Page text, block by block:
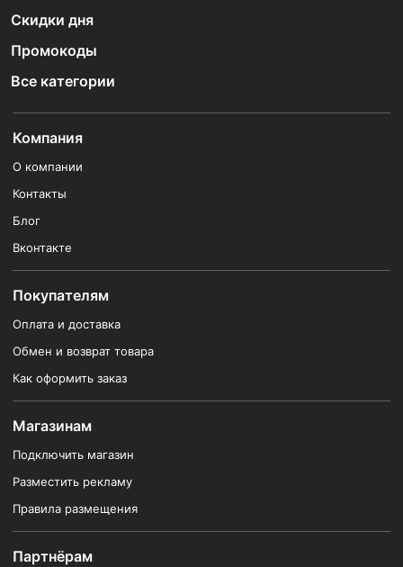
Скидки дня
Промокоды
Все категории
Компания
О компании
Контакты
Блог
Вконтакте
Покупателям
Оплата и доставка
Обмен и возврат товара
Как оформить заказ
Магазинам
Подключить магазин
Разместить рекламу
Правила размещения
Партнёрам